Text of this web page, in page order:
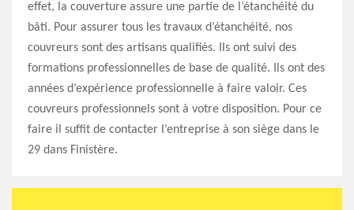
effet, la couverture assure une partie de l’étanchéité du
bâti. Pour assurer tous les travaux d’étanchéité, nos
couvreurs sont des artisans qualifiés. Ils ont suivi des
formations professionnelles de base de qualité. Ils ont des
années d’expérience professionnelle à faire valoir. Ces
couvreurs professionnels sont à votre disposition. Pour ce
faire il suffit de contacter l’entreprise à son siège dans le
29 dans Finistère.